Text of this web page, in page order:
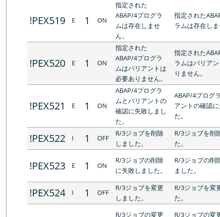
!PEX519 E 1 ON
指定された
ABAP/4プログラ
ムは存在しませ
ん。
指定された
ラムは存在し
!PEX520 E 1 ON
指定された
ABAP/4プログラ
ムはバリアントは
必要ありません。
指定された
ラムはバリア
りません。
!PEX521 E 1 ON
ABAP/4プログラ
ムとバリアントの
確認に失敗しまし
た。
ABAP/4プログ
アントの確認
た。
!PEX522 I 1 OFF
R/3ジョブを削除
しました。
R/3ジョブを削
た。
!PEX523 E 1 ON
R/3ジョブの削除
に失敗しました。
R/3ジョブの削
ました。
!PEX524 I 1 OFF
R/3ジョブを変更
しました。
R/3ジョブを変
た。
R/3ジョブの変更
R/3ジョブの変